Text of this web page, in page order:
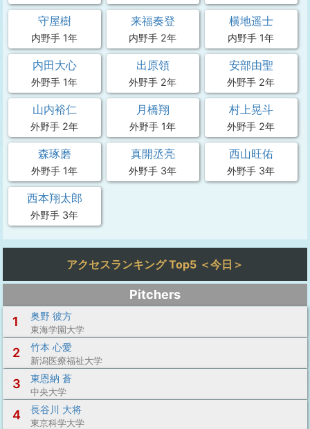
守屋樹
内野手 1年
来福奏登
内野手 2年
横地遥士
内野手 1年
内田大心
外野手 1年
出原領
外野手 2年
安部由聖
外野手 2年
山内裕仁
外野手 2年
月橋翔
外野手 1年
村上晃斗
外野手 2年
森琢磨
外野手 1年
真開丞亮
外野手 3年
西山旺佑
外野手 3年
西本翔太郎
外野手 3年
アクセスランキング Top5 ＜今日＞
Pitchers
1
奥野 彼方
東海学園大学
2 竹本 心愛
新潟医療福祉大学
3 東恩納 蒼
中央大学
4 長谷川 大将
東京科学大学